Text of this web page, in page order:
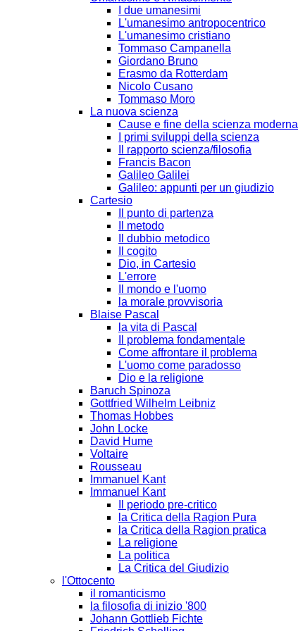
I due umanesimi
L'umanesimo antropocentrico
L'umanesimo cristiano
Tommaso Campanella
Giordano Bruno
Erasmo da Rotterdam
Nicolo Cusano
Tommaso Moro
La nuova scienza
Cause e fine della scienza moderna
I primi sviluppi della scienza
Il rapporto scienza/filosofia
Francis Bacon
Galileo Galilei
Galileo: appunti per un giudizio
Cartesio
Il punto di partenza
Il metodo
Il dubbio metodico
Il cogito
Dio, in Cartesio
L'errore
Il mondo e l'uomo
la morale provvisoria
Blaise Pascal
la vita di Pascal
Il problema fondamentale
Come affrontare il problema
L'uomo come paradosso
Dio e la religione
Baruch Spinoza
Gottfried Wilhelm Leibniz
Thomas Hobbes
John Locke
David Hume
Voltaire
Rousseau
Immanuel Kant
Immanuel Kant
Il periodo pre-critico
la Critica della Ragion Pura
la Critica della Ragion pratica
La religione
La politica
La Critica del Giudizio
l'Ottocento
il romanticismo
la filosofia di inizio '800
Johann Gottlieb Fichte